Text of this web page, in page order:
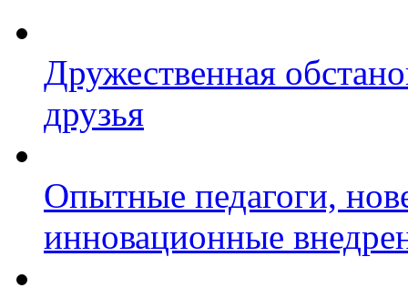
Дружественная
друзья
Опытные педагоги,
инновационные